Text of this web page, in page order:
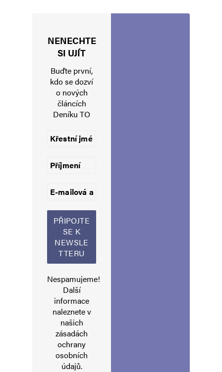
Uložit do prohlížeče jméno, e-mail a webovou stránku pro budoucí
Informujte mě o nových komentářích e-mailem.
Alternative:
NENECHTE
SI UJÍT
Buďte první,
kdo se dozví
o nových
článcích
Deníku TO
Nespamujeme!
Další
informace
naleznete v
našich
zásadách
ochrany
osobních
údajů.